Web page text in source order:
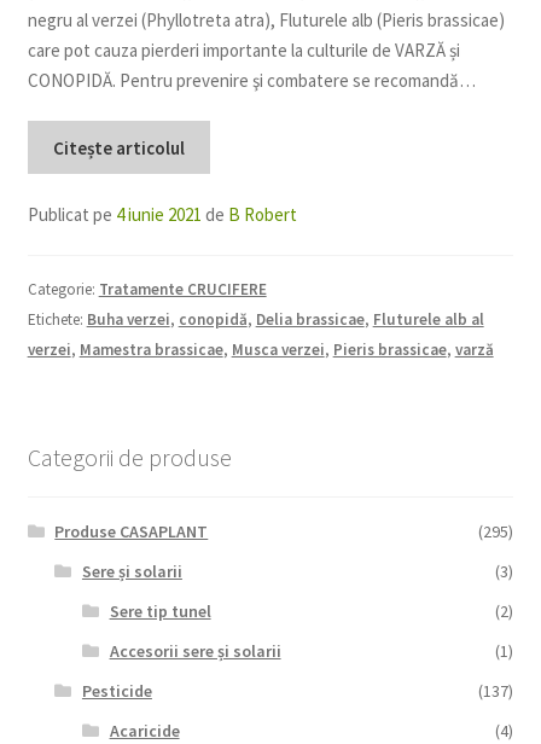
negru al verzei (Phyllotreta atra), Fluturele alb (Pieris brassicae)
care pot cauza pierderi importante la culturile de VARZĂ și
CONOPIDĂ. Pentru prevenire şi combatere se recomandă…
Citește articolul
Publicat pe 4 iunie 2021 de B Robert
Categorie: Tratamente CRUCIFERE
Etichete: Buha verzei, conopidă, Delia brassicae, Fluturele alb al
verzei, Mamestra brassicae, Musca verzei, Pieris brassicae, varză
Categorii de produse
Produse CASAPLANT
(295)
Sere și solarii
(3)
Sere tip tunel
(2)
Accesorii sere și solarii
(1)
Pesticide
(137)
Acaricide
(4)